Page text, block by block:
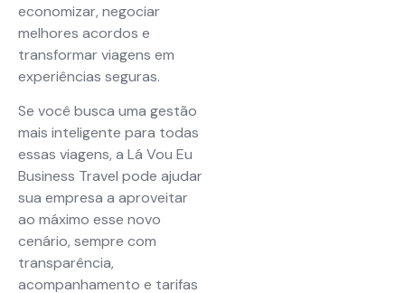
economizar, negociar
melhores acordos e
transformar viagens em
experiências seguras.
Se você busca uma gestão
mais inteligente para todas
essas viagens, a Lá Vou Eu
Business Travel pode ajudar
sua empresa a aproveitar
ao máximo esse novo
cenário, sempre com
transparência,
acompanhamento e tarifas